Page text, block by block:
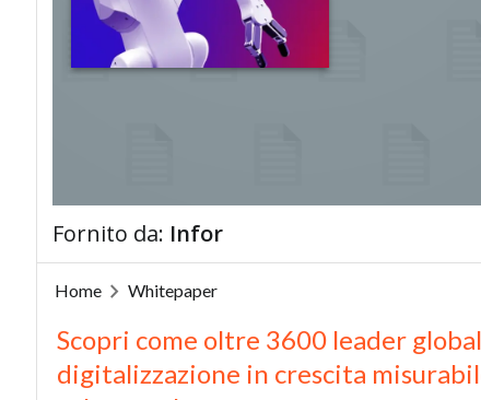
Fornito da: Infor
Home Whitepaper
Scopri come oltre 3600 leader
digitalizzazione in crescita